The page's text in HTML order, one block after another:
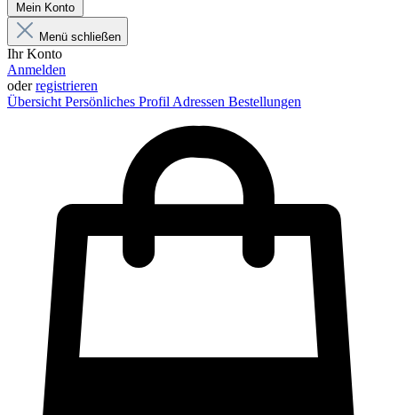
Mein Konto
Menü schließen
Ihr Konto
Anmelden
oderregistrieren
Übersicht Persönliches Profil Adressen Bestellungen